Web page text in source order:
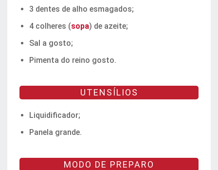
3 dentes de alho esmagados;
4 colheres (sopa) de azeite;
Sal a gosto;
Pimenta do reino gosto.
UTENSÍLIOS
Liquidificador;
Panela grande.
MODO DE PREPARO